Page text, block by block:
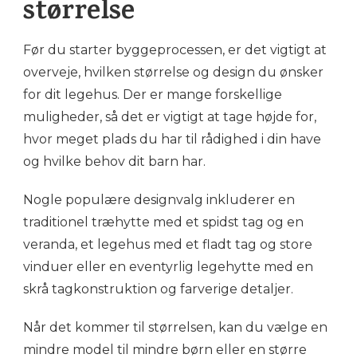
størrelse
Før du starter byggeprocessen, er det vigtigt at
overveje, hvilken størrelse og design du ønsker
for dit legehus. Der er mange forskellige
muligheder, så det er vigtigt at tage højde for,
hvor meget plads du har til rådighed i din have
og hvilke behov dit barn har.
Nogle populære designvalg inkluderer en
traditionel træhytte med et spidst tag og en
veranda, et legehus med et fladt tag og store
vinduer eller en eventyrlig legehytte med en
skrå tagkonstruktion og farverige detaljer.
Når det kommer til størrelsen, kan du vælge en
mindre model til mindre børn eller en større